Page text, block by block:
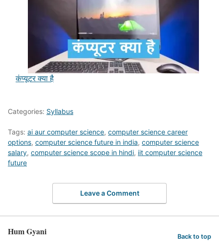
कंप्यूटर क्या है
Categories: Syllabus
Tags: ai aur computer science, computer science career
options, computer science future in india, computer science
salary, computer science scope in hindi, iit computer science
future
Leave a Comment
Hum Gyani Back to top